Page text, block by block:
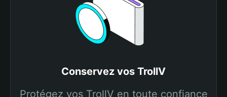
Conservez vos TrollV
Protégez vos TrollV en toute confiance